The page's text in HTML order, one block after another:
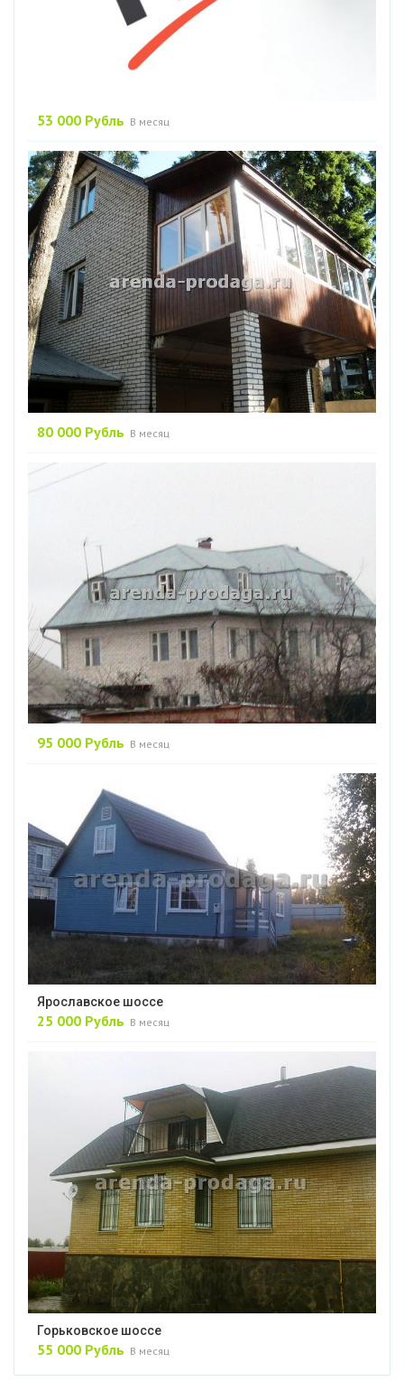
53 000 Рубль В месяц
80 000 Рубль В месяц
95 000 Рубль В месяц
Ярославское шоссе
25 000 Рубль В месяц
Горьковское шоссе
55 000 Рубль В месяц